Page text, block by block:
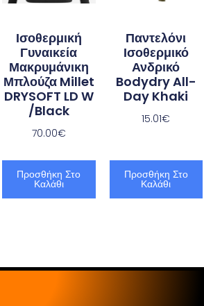
Ισοθερμική
Γυναικεία
Μακρυμάνικη
Μπλούζα Millet
DRYSOFT LD W
/Black
70.00€
Προσθήκη Στο
Καλάθι
Παντελόνι
Ισοθερμικό
Ανδρικό
Bodydry All-
Day Khaki
15.01€
Προσθήκη Στο
Καλάθι